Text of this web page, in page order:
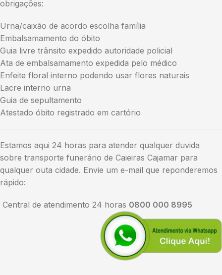
obrigações:
Urna/caixão de acordo escolha família
Embalsamamento do óbito
Guia livre trânsito expedido autoridade policial
Ata de embalsamamento expedida pelo médico
Enfeite floral interno podendo usar flores naturais
Lacre interno urna
Guia de sepultamento
Atestado óbito registrado em cartório
Estamos aqui 24 horas para atender qualquer duvida
sobre transporte funerário de Caieiras Cajamar para
qualquer outa cidade. Envie um e-mail que reponderemos
rápido:
Central de atendimento 24 horas 0800 000 8995